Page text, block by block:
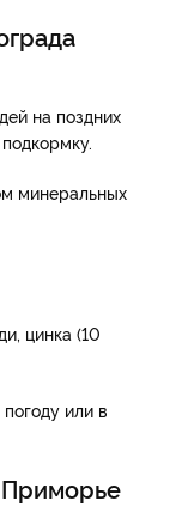
на поздних
минеральных
цинка (10
или в
Приморье